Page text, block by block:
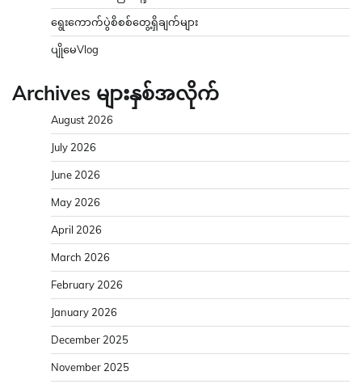
ရွေးကောက်ပွဲစိစစ်တွေ့ရှိချက်များ
ပျိုမေVlog
Archives များနှစ်အလိုက်
August 2026
July 2026
June 2026
May 2026
April 2026
March 2026
February 2026
January 2026
December 2025
November 2025